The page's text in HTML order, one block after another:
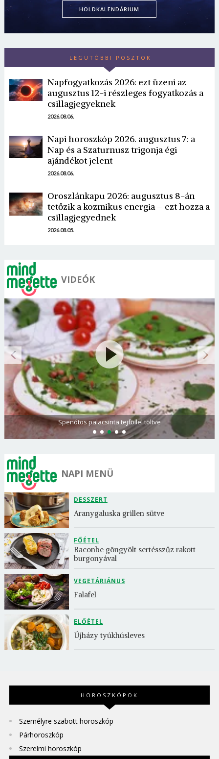
HOLDKALENDÁRIUM
LEGUTÓBBI POSZTOK
Napfogyatkozás 2026: ezt üzeni az
augusztus 12-i részleges fogyatkozás a
csillagjegyeknek
2026.08.06.
Napi horoszkóp 2026. augusztus 7: a
Nap és a Szaturnusz trigonja égi
ajándékot jelent
2026.08.06.
Oroszlánkapu 2026: augusztus 8-án
tetőzik a kozmikus energia – ezt hozza a
csillagjegyednek
2026.08.05.
VIDEÓK
Spenótos palacsinta tejföllel töltve
NAPI MENÜ
DESSZERT
Aranygaluska grillen sütve
FŐÉTEL
Baconbe göngyölt sertésszűz rakott
burgonyával
VEGETÁRIÁNUS
Falafel
ELŐÉTEL
Újházy tyúkhúsleves
HOROSZKÓPOK
Személyre szabott horoszkóp
Párhoroszkóp
Szerelmi horoszkóp
Borsonline bejelentkezés
Jelszó